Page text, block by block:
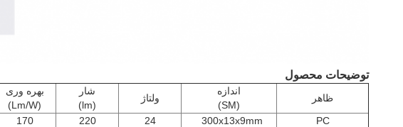
توضیحات محصول
ظاهر
اندازه
(SM)
ولتاژ
شار
(lm)
بهره وری
(Lm/W)
PC
300x13x9mm
24
220
170